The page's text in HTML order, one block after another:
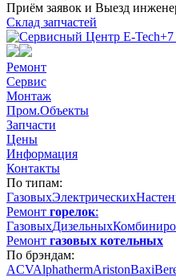
Приём заявок и Выезд
Склад запчастей
+7
Ремонт
Сервис
Монтаж
Пром.Объекты
Запчасти
Цены
Информация
Контакты
По типам:
ГазовыхЭлектрических
Ремонт горелок:
ГазовыхДизельных
Ремонт газовых котельных
По брэндам:
ACVAlphathermAristonBaxi